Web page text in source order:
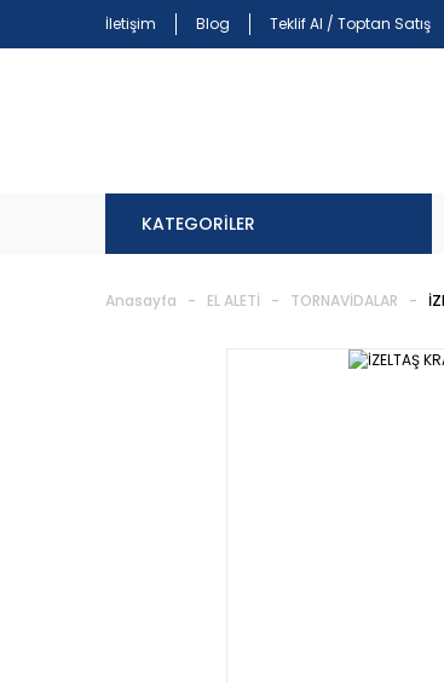
İletişim Blog Teklif Al / Toptan Satış
KATEGORİLER
Anasayfa EL ALETİ TORNAVİDALAR